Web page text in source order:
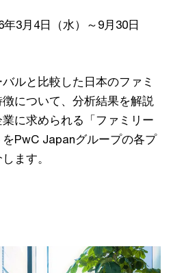
3月4日（水）～9月30日
ルと比較した日本のファミ
について、分析結果を解説
に求められる「ファミリー
PwC Japanグループの各プ
ます。